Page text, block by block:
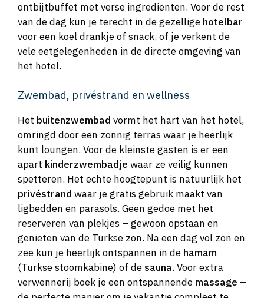
ontbijtbuffet met verse ingrediënten. Voor de rest
van de dag kun je terecht in de gezellige hotelbar
voor een koel drankje of snack, of je verkent de
vele eetgelegenheden in de directe omgeving van
het hotel.
Zwembad, privéstrand en wellness
Het buitenzwembad vormt het hart van het hotel,
omringd door een zonnig terras waar je heerlijk
kunt loungen. Voor de kleinste gasten is er een
apart kinderzwembadje waar ze veilig kunnen
spetteren. Het echte hoogtepunt is natuurlijk het
privéstrand waar je gratis gebruik maakt van
ligbedden en parasols. Geen gedoe met het
reserveren van plekjes – gewoon opstaan en
genieten van de Turkse zon. Na een dag vol zon en
zee kun je heerlijk ontspannen in de hamam
(Turkse stoomkabine) of de sauna. Voor extra
verwennerij boek je een ontspannende massage –